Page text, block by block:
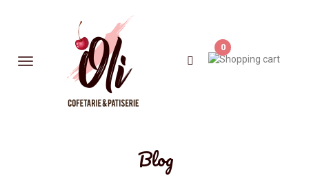
0
Blog